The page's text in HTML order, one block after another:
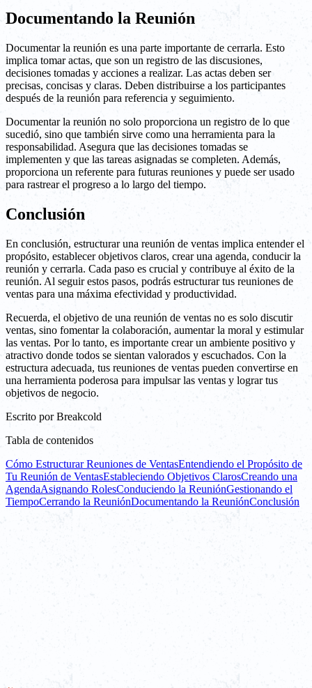
Documentando la Reunión
Documentar la reunión es una parte importante de cerrarla. Esto
implica tomar actas, que son un registro de las discusiones,
decisiones tomadas y acciones a realizar. Las actas deben ser
precisas, concisas y claras. Deben distribuirse a los participantes
después de la reunión para referencia y seguimiento.
Documentar la reunión no solo proporciona un registro de lo que
sucedió, sino que también sirve como una herramienta para la
responsabilidad. Asegura que las decisiones tomadas se
implementen y que las tareas asignadas se completen. Además,
proporciona un referente para futuras reuniones y puede ser usado
para rastrear el progreso a lo largo del tiempo.
Conclusión
En conclusión, estructurar una reunión de ventas implica entender el
propósito, establecer objetivos claros, crear una agenda, conducir la
reunión y cerrarla. Cada paso es crucial y contribuye al éxito de la
reunión. Al seguir estos pasos, podrás estructurar tus reuniones de
ventas para una máxima efectividad y productividad.
Recuerda, el objetivo de una reunión de ventas no es solo discutir
ventas, sino fomentar la colaboración, aumentar la moral y estimular
las ventas. Por lo tanto, es importante crear un ambiente positivo y
atractivo donde todos se sientan valorados y escuchados. Con la
estructura adecuada, tus reuniones de ventas pueden convertirse en
una herramienta poderosa para impulsar las ventas y lograr tus
objetivos de negocio.
Escrito por Breakcold
Tabla de contenidos
Cómo Estructurar Reuniones de VentasEntendiendo el Propósito de
Tu Reunión de VentasEstableciendo Objetivos ClarosCreando una
AgendaAsignando RolesConduciendo la ReuniónGestionando el
TiempoCerrando la ReuniónDocumentando la ReuniónConclusión